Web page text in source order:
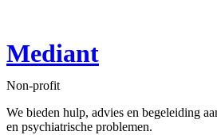
Mediant
Non-profit
We bieden hulp, advies en begeleiding
en psychiatrische problemen.